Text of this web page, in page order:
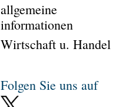
allgemeine
informationen
Wirtschaft u. Handel
Folgen Sie uns auf